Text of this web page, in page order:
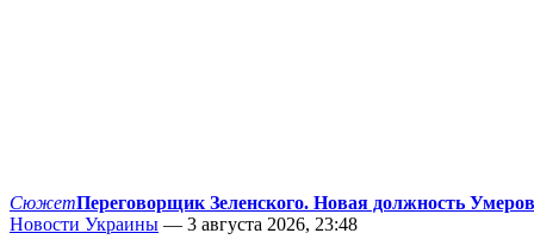
СюжетПереговорщик Зеленского. Новая должность
Новости Украины — 3 августа 2026, 23:48